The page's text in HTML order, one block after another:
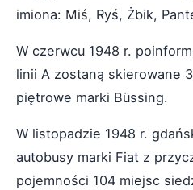
imiona: Miś, Ryś, Żbik,
W czerwcu 1948 r.
linii A zostaną skierowane
piętrowe marki Büssing.
W listopadzie 1948 r.
autobusy marki Fiat z
pojemności 104 miejsc